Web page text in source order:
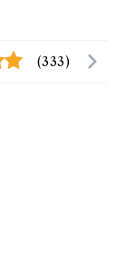
(333)